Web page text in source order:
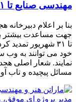
مهندسی صنایع تا ۳۱ شهریور تمدید شد.
بنا بر اعلام
جهت مساعدت بیشتر
تا ۳۱ شهریور
نمایند. شعار اصلی
مسائل پیچیده و تاب